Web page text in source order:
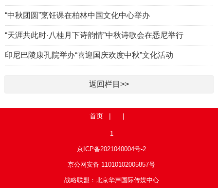
“中秋团圆”烹饪课在柏林中国文化中心举办
“天涯共此时·八桂月下诗韵情”中秋诗歌会在悉尼举行
印尼巴陵康孔院举办“喜迎国庆欢度中秋”文化活动
返回栏目>>
首页 | |
1
京ICP备2021040004号-2
京公网安备 11010102005857号
战略联盟：北京华声国际传媒中心